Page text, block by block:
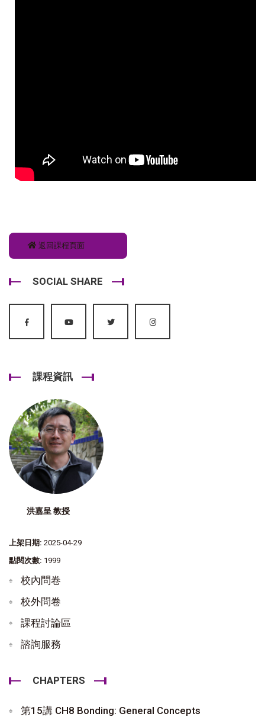
返回課程頁面
SOCIAL SHARE
課程資訊
洪嘉呈 教授
上架日期: 2025-04-29
點閱次數: 1999
校內問卷
校外問卷
課程討論區
諮詢服務
CHAPTERS
第15講 CH8 Bonding: General Concepts